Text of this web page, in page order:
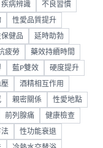
疾病辨識 不良習慣
性愛品質提升
保健品 延時助勃
疲勞 藥效持續時間
藍P雙效 硬度提升
壓 酒精相互作用
親密關係 性愛地點
前列腺痛 健康檢查
法 性功能衰退